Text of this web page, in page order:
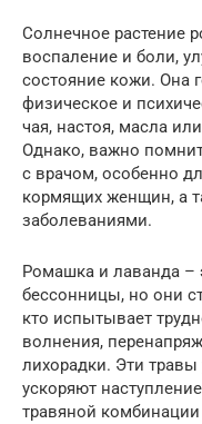
Солнечное растение
воспаление и боли,
состояние кожи. Она
физическое и
чая, настоя, масла
Однако, важно
с врачом, особенно
кормящих женщин, а
заболеваниями.
Ромашка и лаванда –
бессонницы, но они
кто испытывает
волнения,
лихорадки. Эти
ускоряют
травяной